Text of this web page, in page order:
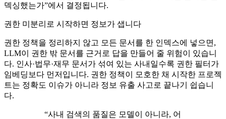
덱싱했는가”에서 결정됩니다.
권한 미분리로 시작하면 정보가 샙니다
권한 정책을 정리하지 않고 모든 문서를 한 인덱스에 넣으면,
LLM이 권한 밖 문서를 근거로 답을 만들어 줄 위험이 있습니
다. 인사·법무·재무 문서가 섞여 있는 사내일수록 권한 필터가
임베딩보다 먼저입니다. 권한 정책이 모호한 채 시작한 프로젝
트는 정확도 이슈가 아니라 정보 유출 사고로 끝나기 쉽습니
다.
“사내 검색의 품질은 모델이 아니라, 어